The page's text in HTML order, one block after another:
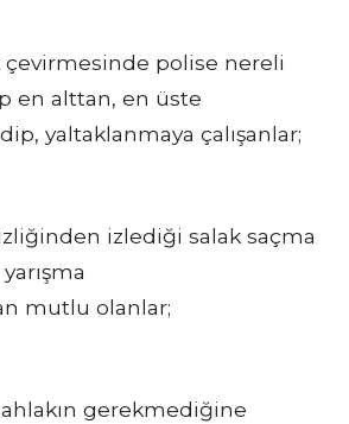
polise nereli
en alttan, en üste
yaltaklanmaya çalışanlar;
izlediği salak saçma
mutlu olanlar;
gerekmediğine